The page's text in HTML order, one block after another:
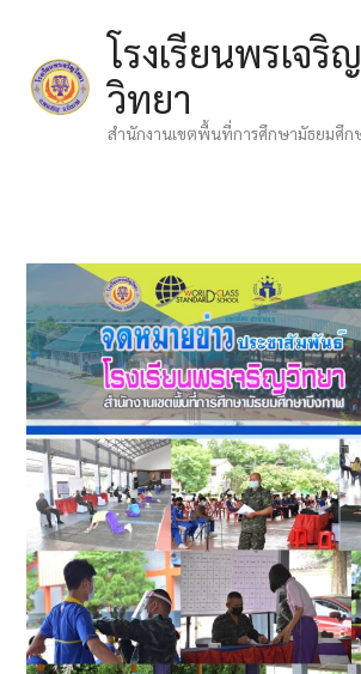
content
โรงเรียนพรเจริญ
วิทยา
สำนักงานเขตพื้นที่การศึกษามัธยมศึ